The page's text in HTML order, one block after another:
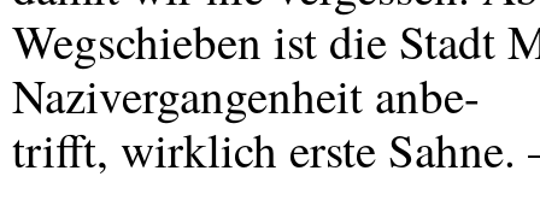
Wegschieben ist die Stadt
Nazivergangenheit anbe-
trifft, wirklich erste Sahne.